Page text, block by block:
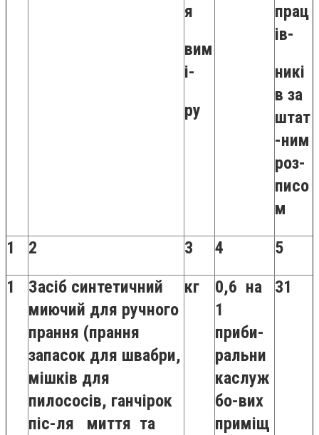
я
вим
і-
ру
прац
ів-
никі
в за
штат
-ним
роз-
писо
м
1
2 3 4
5
1
Засіб синтетичний
миючий для ручного
прання (прання
запасок для швабри,
мішків для
пилососів, ганчірок
піс-ля миття та
кг
0,6 на
1
приби-
ральни
каслуж
бо-вих
приміщ
31